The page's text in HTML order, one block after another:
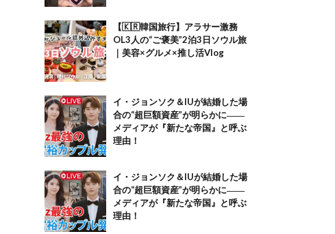
【🇰🇷韓国旅行】アラサー激務
OL3人の“ご褒美”2泊3日ソウル旅
｜美容×グルメ×推し活Vlog
イ・ジョンソク＆IUが結婚した場
合の“超巨額資産”が明らかに――
メディアが『新たな帝国』と呼ぶ
理由！
イ・ジョンソク＆IUが結婚した場
合の“超巨額資産”が明らかに――
メディアが『新たな帝国』と呼ぶ
理由！